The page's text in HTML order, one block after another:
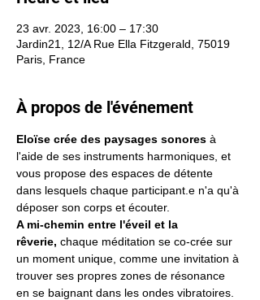
23 avr. 2023, 16:00 – 17:30
Jardin21, 12/A Rue Ella Fitzgerald, 75019
Paris, France
À propos de l'événement
Eloïse crée des paysages sonores à
l'aide de ses instruments harmoniques, et
vous propose des espaces de détente
dans lesquels chaque participant.e n'a qu'à
déposer son corps et écouter.
A mi-chemin entre l'éveil et la
rêverie, chaque méditation se co-crée sur
un moment unique, comme une invitation à
trouver ses propres zones de résonance
en se baignant dans les ondes vibratoires.